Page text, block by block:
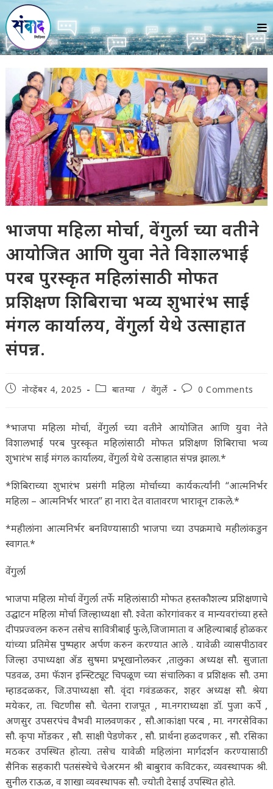
Skip
to
content
भाजपा महिला मोर्चा, वेंगुर्ला च्या वतीने
आयोजित आणि युवा नेते विशालभाई
परब पुरस्कृत महिलांसाठी मोफत
प्रशिक्षण शिबिराचा भव्य शुभारंभ साई
मंगल कार्यालय, वेंगुर्ला येथे उत्साहात
संपन्न.
Postनोव्हेंबर 4, 2025
Postबातम्या / वेंगुर्ले
Post0 Comments
*भाजपा महिला मोर्चा, वेंगुर्ला च्या वतीने आयोजित आणि युवा नेते
विशालभाई परब पुरस्कृत महिलांसाठी मोफत प्रशिक्षण शिबिराचा भव्य
शुभारंभ साई मंगल कार्यालय, वेंगुर्ला येथे उत्साहात संपन्न झाला.*
*शिबिराच्या शुभारंभ प्रसंगी महिला मोर्चाच्या कार्यकर्त्यांनी “आत्मनिर्भर
महिला – आत्मनिर्भर भारत” हा नारा देत वातावरण भारावून टाकले.*
*महीलांना आत्मनिर्भर बनविण्यासाठी भाजपा च्या उपक्रमाचे महीलांकडुन
स्वागत.*
वेंगुर्ला
भाजपा महिला मोर्चा वेंगुर्ला तर्फे महिलांसाठी मोफत हस्तकौशल्य प्रशिक्षणाचे
उद्घाटन महिला मोर्चा जिल्हाध्यक्षा सौ. श्वेता कोरगांवकर व मान्यवरांच्या हस्ते
दीपप्रज्वलन करुन तसेच सावित्रीबाई फुले,जिजामाता व अहिल्याबाई होळकर
यांच्या प्रतिमेस पुष्पहार अर्पण करुन करण्यात आले . यावेळी व्यासपीठावर
जिल्हा उपाध्यक्षा ॲड सुषमा प्रभूखानोलकर ,तालुका अध्यक्ष सौ. सुजाता
पडवळ, उमा फॅशन इन्स्टिट्यूट चिपळूण च्या संचालिका व प्रशिक्षक सौ. उमा
म्हाडदळकर, जि.उपाध्यक्षा सौ. वृंदा गवंडळकर, शहर अध्यक्ष सौ. श्रेया
मयेकर, ता. चिटणीस सौ. चेतना राजपूत , मा.नगराध्यक्षा डॉ. पुजा कर्पे ,
अणसुर उपसरपंच वैभवी मालवणकर , सौ.आकांक्षा परब , मा. नगरसेविका
सौ. कृपा मोंडकर , सौ. साक्षी पेडणेकर , सौ. प्रार्थना हळदणकर , सौ. रसिका
मठकर उपस्थित होत्या. तसेच यावेळी महिलांना मार्गदर्शन करण्यासाठी
सैनिक सहकारी पतसंस्थेचे चेअरमन श्री बाबुराव कविटकर, व्यवस्थापक श्री.
सुनील राऊळ, व शाखा व्यवस्थापक सौ. ज्योती देसाई उपस्थित होते.